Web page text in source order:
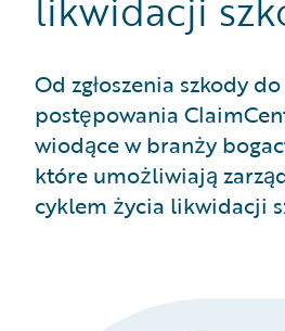
Od zgłoszenia szkody
postępowania
wiodące w branży
które umożliwiają
cyklem życia likwidacji